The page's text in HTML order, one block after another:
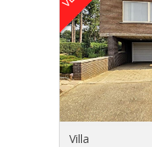
Villa